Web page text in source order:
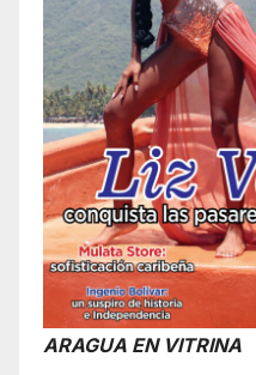
ARAGUA EN VITRINA